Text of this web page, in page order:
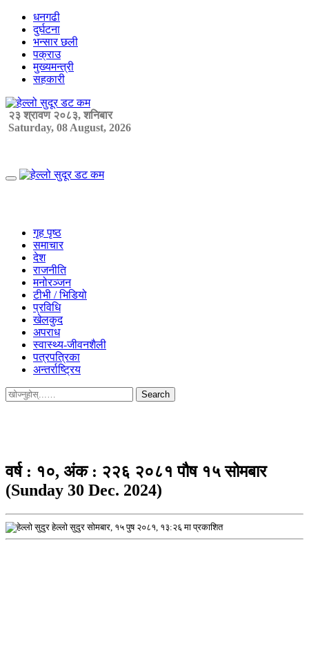
Skip
content
धनगढी
दुर्घटना
भन्सार छली
पक्राउ
मुख्यमन्त्री
सहकारी
२३ श्रावण २०८३, शनिबार
Saturday, 08 August, 2026
Primary
गृह पृष्ठ
समाचार
देश
राजनीति
मनोरञ्जन
टीभी / भिडियो
प्रविधि
खेलकुद
अपराध
स्वास्थ्य-जीवनशैली
पत्रपत्रिका
अन्तर्राष्ट्रिय
Search
for:
वर्ष : १०, अंक : २२६ २०८१ पौष १५ सोमबार
(Sunday 30 Dec. 2024)
हेल्लो सुदुर सोमबार, १५ पुष २०८१, १३:२६ मा प्रकाशित